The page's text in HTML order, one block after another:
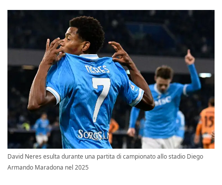
David Neres esulta durante una partita di campionato allo stadio Diego
Armando Maradona nel 2025